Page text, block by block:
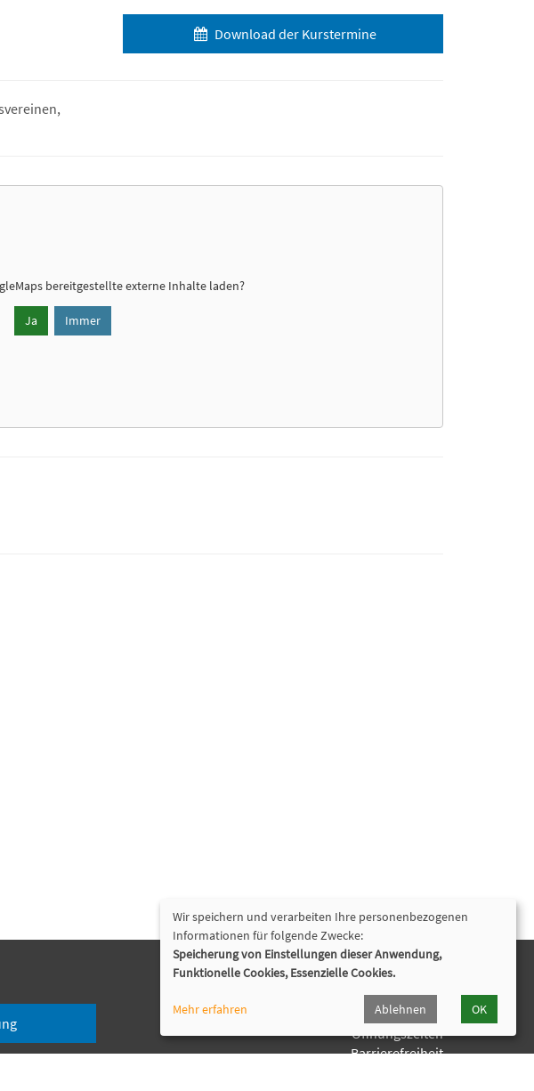
Download der Kurstermine
bereitgestellte externe Inhalte laden?
Ja Immer
Programmhefte Kita & Jugendhilfe
Öffnungszeiten
Barrierefreiheit
Wir speichern und verarbeiten Ihre personenbezogenen
Informationen für folgende Zwecke:
Speicherung von Einstellungen dieser Anwendung,
Funktionelle Cookies, Essenzielle Cookies.
Mehr erfahren Ablehnen OK